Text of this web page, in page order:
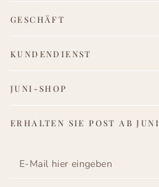
GESCHÄFT
KUNDENDIENST
JUNI-SHOP
ERHALTEN SIE POST AB JUNI
E-